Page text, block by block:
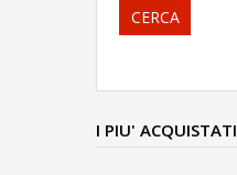
CERCA
I PIU' ACQUISTATI